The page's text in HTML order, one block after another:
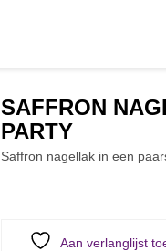
SAFFRON
PARTY
Saffron nagellak in een
Aan verlanglijst